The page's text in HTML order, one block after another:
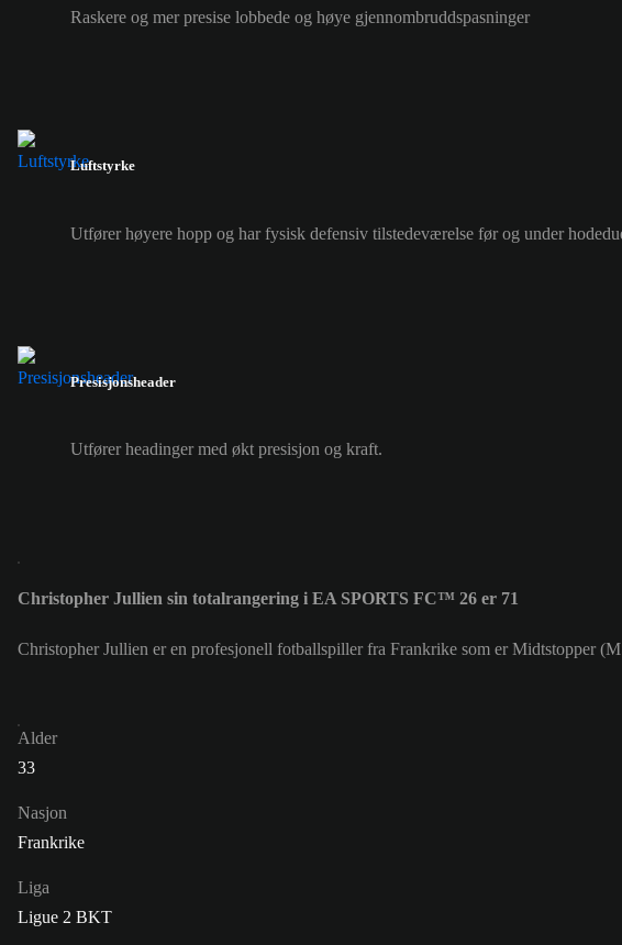
Raskere og mer presise lobbede og høye gjennombruddspasninger
Luftstyrke
Utfører høyere hopp og har fysisk defensiv tilstedeværelse før og under
Presisjonsheader
Utfører headinger med økt presisjon og kraft.
Christopher Jullien sin totalrangering i EA SPORTS FC™ 26 er 71
Christopher Jullien er en profesjonell fotballspiller fra Frankrike som er Midtstopper
Alder
33
Nasjon
Frankrike
Liga
Ligue 2 BKT